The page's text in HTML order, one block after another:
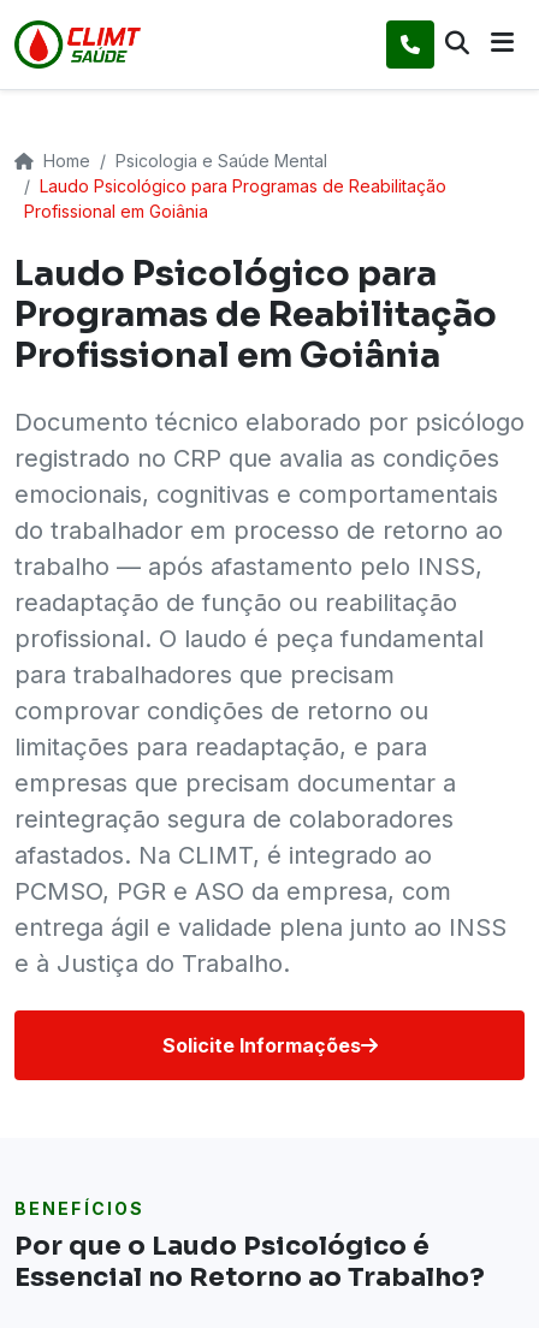
Home
Psicologia e Saúde Mental
Laudo Psicológico para Programas de Reabilitação
Profissional em Goiânia
Laudo Psicológico para
Programas de Reabilitação
Profissional em Goiânia
Documento técnico elaborado por psicólogo
registrado no CRP que avalia as condições
emocionais, cognitivas e comportamentais
do trabalhador em processo de retorno ao
trabalho — após afastamento pelo INSS,
readaptação de função ou reabilitação
profissional. O laudo é peça fundamental
para trabalhadores que precisam
comprovar condições de retorno ou
limitações para readaptação, e para
empresas que precisam documentar a
reintegração segura de colaboradores
afastados. Na CLIMT, é integrado ao
PCMSO, PGR e ASO da empresa, com
entrega ágil e validade plena junto ao INSS
e à Justiça do Trabalho.
Solicite Informações
BENEFÍCIOS
Por que o Laudo Psicológico é
Essencial no Retorno ao Trabalho?